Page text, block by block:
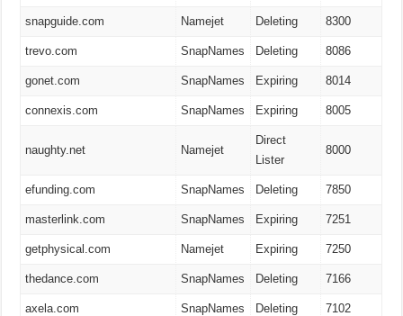
snapguide.com Namejet Deleting 8300
trevo.com SnapNames Deleting 8086
gonet.com SnapNames Expiring 8014
connexis.com SnapNames Expiring 8005
naughty.net Namejet
Direct
Lister
8000
efunding.com SnapNames Deleting 7850
masterlink.com SnapNames Expiring 7251
getphysical.com Namejet Expiring 7250
thedance.com SnapNames Deleting 7166
axela.com SnapNames Deleting 7102